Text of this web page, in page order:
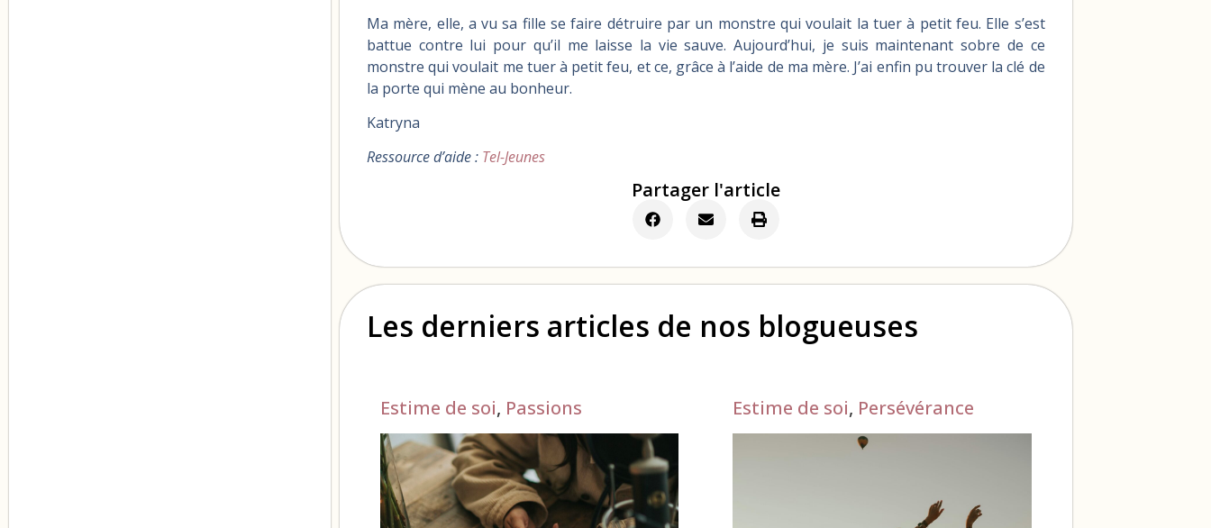
Ma mère, elle, a vu sa fille se faire détruire par un monstre qui voulait la tuer à petit feu. Elle s’est
battue contre lui pour qu’il me laisse la vie sauve. Aujourd’hui, je suis maintenant sobre de ce
monstre qui voulait me tuer à petit feu, et ce, grâce à l’aide de ma mère. J’ai enfin pu trouver la clé de
la porte qui mène au bonheur.
Katryna
Ressource d’aide : Tel-Jeunes
Partager l'article
Les derniers articles de nos blogueuses
Estime de soi, Passions Estime de soi, Persévérance